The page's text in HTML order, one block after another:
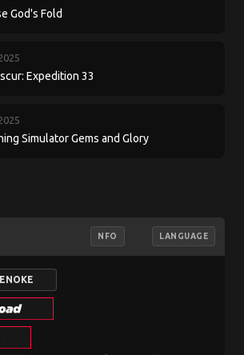
God's Fold
Expedition 33
Simulator Gems and Glory
NFO LANGUAGE